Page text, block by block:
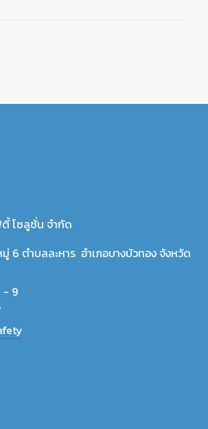
โซลูชั่น จำกัด
6 ตำบลละหาร อำเภอบางบัวทอง จังหวัด
- 9